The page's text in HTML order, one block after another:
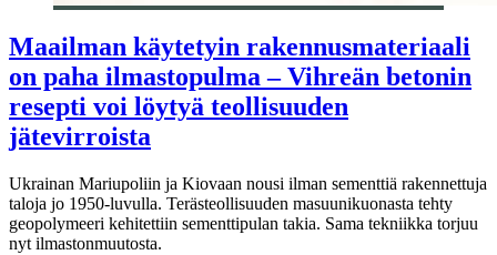
Maailman käytetyin rakennusmateriaali
on paha ilmastopulma – Vihreän betonin
resepti voi löytyä teollisuuden
jätevirroista
Ukrainan Mariupoliin ja Kiovaan nousi ilman sementtiä rakennettuja
taloja jo 1950-luvulla. Terästeollisuuden masuunikuonasta tehty
geopolymeeri kehitettiin sementtipulan takia. Sama tekniikka torjuu
nyt ilmastonmuutosta.